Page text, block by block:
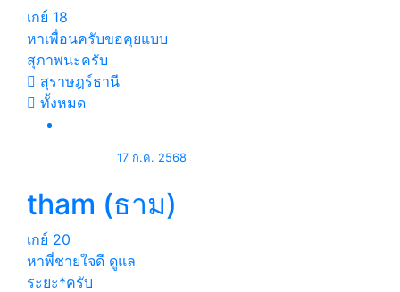
เกย์ 18
หาเพื่อนครับขอคุยแบบ
สุภาพนะครับ
สุราษฎร์ธานี
ทั้งหมด
17 ก.ค. 2568
tham (ธาม)
เกย์ 20
หาพี่ชายใจดี ดูแล
ระยะ*ครับ